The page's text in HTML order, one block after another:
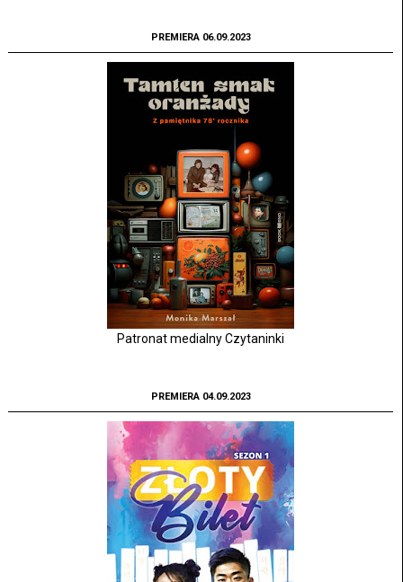
PREMIERA 06.09.2023
Patronat medialny Czytaninki
PREMIERA 04.09.2023